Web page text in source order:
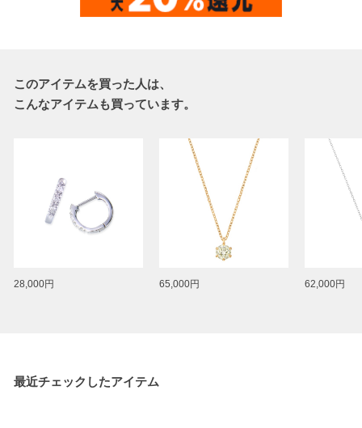
このアイテムを買った人は、
こんなアイテムも買っています。
28,000円 65,000円 62,000円
最近チェックしたアイテム